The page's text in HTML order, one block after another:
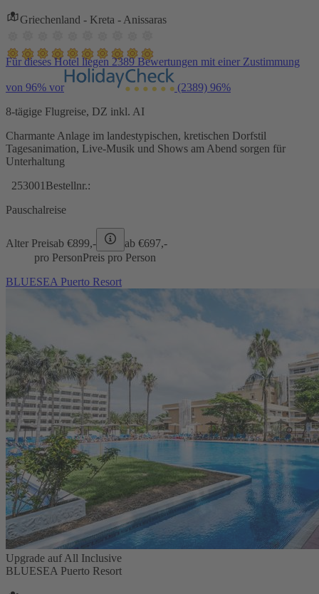
Griechenland - Kreta - Anissaras
Für dieses Hotel liegen 2389 Bewertungen mit einer Zustimmung
von 96% vor (2389) 96%
8-tägige Flugreise, DZ inkl. AI
Charmante Anlage im landestypischen, kretischen Dorfstil
Tagesanimation, Live-Musik und Shows am Abend sorgen für
Unterhaltung
253001 Bestellnr.:
Pauschalreise
Alter Preisab €899,- ab €697,-
pro PersonPreis pro Person
BLUESEA Puerto Resort
Upgrade auf All Inclusive
BLUESEA Puerto Resort